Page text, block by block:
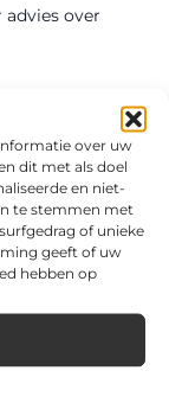
over uw
dit met als doel
en niet-
te stemmen met
of unieke
geeft of uw
hebben op
over